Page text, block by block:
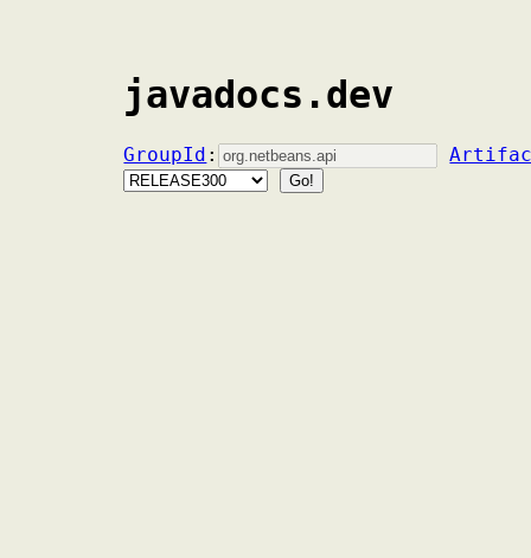
javadocs.dev
GroupId :